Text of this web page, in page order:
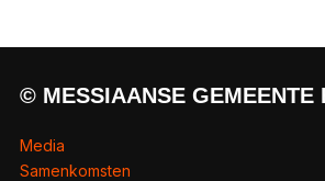
© MESSIAANSE GEMEENTE
Media
Samenkomsten